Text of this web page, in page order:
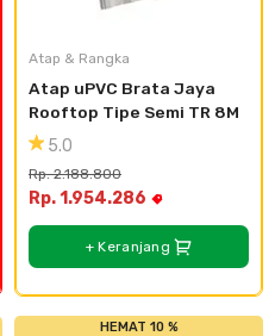
Plat
Atap & Rangka
Atap uPVC Brata Jaya
Rooftop Tipe Semi TR 8M
5.0
Rp. 2.188.800
Rp. 1.954.286
+ Keranjang
HEMAT 10 %